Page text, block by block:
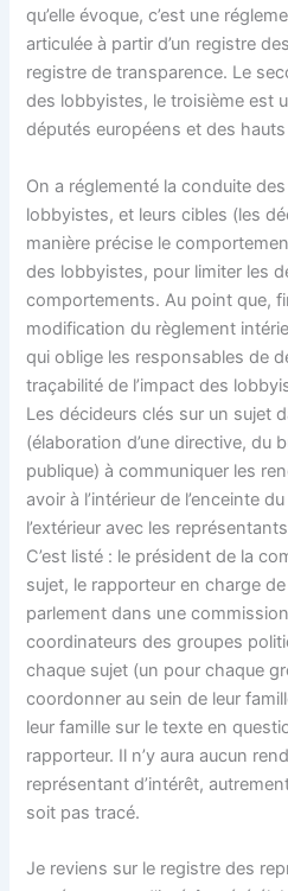
qu’elle évoque, c’est une
articulée à partir d’un registre
registre de transparence. Le
des lobbyistes, le troisième est
députés européens et des
On a réglementé la conduite
lobbyistes, et leurs cibles (les
manière précise le
des lobbyistes, pour limiter les
comportements. Au point que,
modification du règlement
qui oblige les responsables de
traçabilité de l’impact des
Les décideurs clés sur un sujet
(élaboration d’une directive, du
publique) à communiquer les
avoir à l’intérieur de l’enceinte
l’extérieur avec les
C’est listé : le président de la
sujet, le rapporteur en charge
parlement dans une
coordinateurs des groupes
chaque sujet (un pour chaque
coordonner au sein de leur
leur famille sur le texte en
rapporteur. Il n’y aura aucun
représentant d’intérêt,
soit pas tracé.
Je reviens sur le registre des